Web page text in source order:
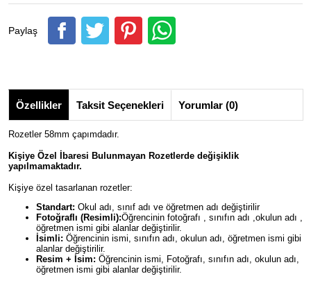
Paylaş
Özellikler Taksit Seçenekleri Yorumlar (0)
Rozetler 58mm çapımdadır.
Kişiye Özel İbaresi Bulunmayan Rozetlerde değişiklik
yapılmamaktadır.
Kişiye özel tasarlanan rozetler:
Standart: Okul adı, sınıf adı ve öğretmen adı değiştirilir
Fotoğraflı (Resimli):Öğrencinin fotoğrafı , sınıfın adı ,okulun adı ,
öğretmen ismi gibi alanlar değiştirilir.
İsimli: Öğrencinin ismi, sınıfın adı, okulun adı, öğretmen ismi gibi
alanlar değiştirilir.
Resim + İsim: Öğrencinin ismi, Fotoğrafı, sınıfın adı, okulun adı,
öğretmen ismi gibi alanlar değiştirilir.